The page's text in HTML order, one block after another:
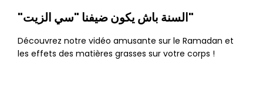
"السنة باش يكون ضيفنا "سي الزيت"
Découvrez notre vidéo amusante sur le Ramadan et
les effets des matières grasses sur votre corps !